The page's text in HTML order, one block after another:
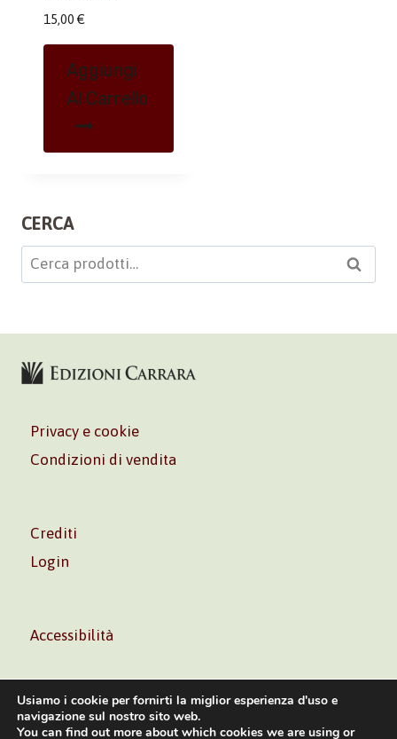
15,00 €
Aggiungi
Al Carrello
CERCA
Cerca: Cerca
Privacy e cookie
Condizioni di vendita
Crediti
Login
Accessibilità
Usiamo i cookie per fornirti la miglior esperienza d'uso e
navigazione sul nostro sito web.
You can find out more about which cookies we are using or